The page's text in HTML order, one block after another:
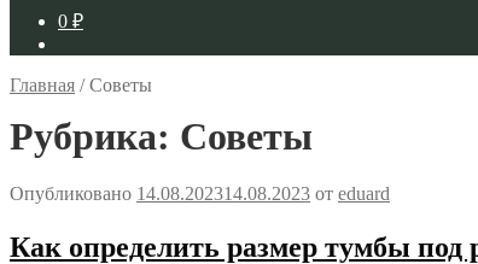
0 ₽
Главная /Советы
Рубрика: Советы
Опубликовано 14.08.202314.08.2023 от eduard
Как определить размер тумбы под